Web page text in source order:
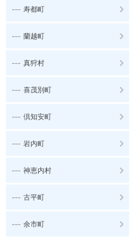
--- 寿都町
--- 蘭越町
--- 真狩村
--- 喜茂別町
--- 倶知安町
--- 岩内町
--- 神恵内村
--- 古平町
--- 余市町